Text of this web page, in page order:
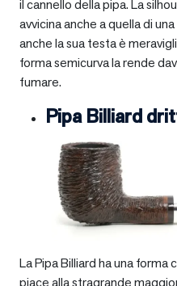
il cannello della pipa. La
avvicina anche a quella di
anche la sua testa è
forma semicurva la rende
fumare.
Pipa Billiard
La Pipa Billiard ha una forma
piace alla stragrande